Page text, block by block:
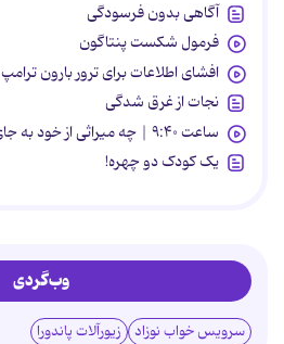
آگاهی بدون فرسودگی
فرمول شکست پنتاگون
افشای اطلاعات برای ترور بارون ترامپ
نجات از غرق شدگی
ساعت ۹:۴۰ | چه میراثی از خود به جای گذاشت؟
یک کودک دو چهره!
وب‌گردی
سرویس خواب نوزاد زیورآلات پاندورا